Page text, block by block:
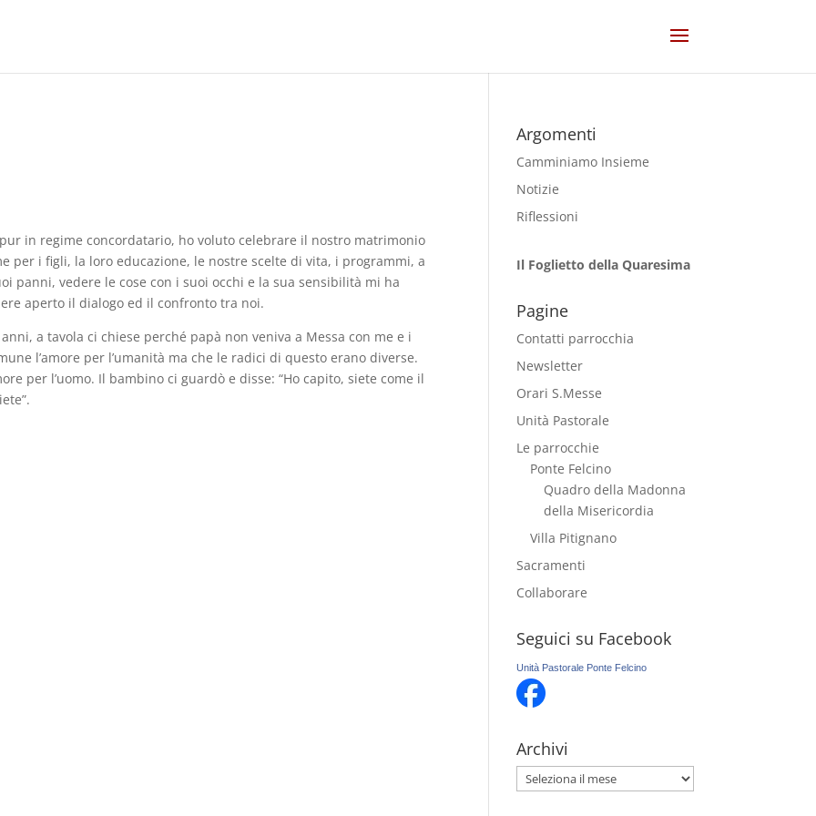
in regime concordatario, ho voluto celebrare il nostro matrimonio
per i figli, la loro educazione, le nostre scelte di vita, i programmi, a
panni, vedere le cose con i suoi occhi e la sua sensibilità mi ha
aperto il dialogo ed il confronto tra noi.
a tavola ci chiese perché papà non veniva a Messa con me e i
l’amore per l’umanità ma che le radici di questo erano diverse.
per l’uomo. Il bambino ci guardò e disse: “Ho capito, siete come il
Argomenti
Camminiamo Insieme
Notizie
Riflessioni
Il Foglietto della Quaresima
Pagine
Contatti parrocchia
Newsletter
Orari S.Messe
Unità Pastorale
Le parrocchie
Ponte Felcino
Quadro della Madonna
della Misericordia
Villa Pitignano
Sacramenti
Collaborare
Seguici su Facebook
Unità Pastorale Ponte Felcino
Archivi
Archivi